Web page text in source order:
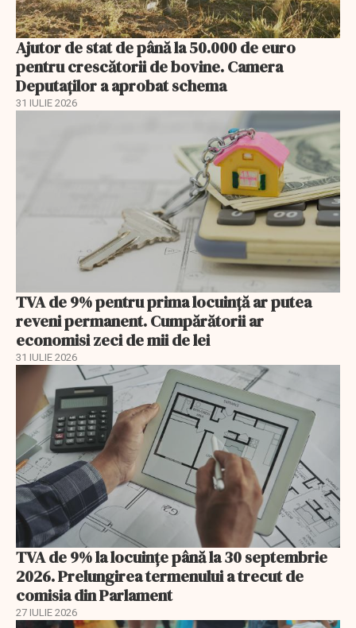
Ajutor de stat de până la 50.000 de euro
pentru crescătorii de bovine. Camera
Deputaților a aprobat schema
31 IULIE 2026
TVA de 9% pentru prima locuință ar putea
reveni permanent. Cumpărătorii ar
economisi zeci de mii de lei
31 IULIE 2026
TVA de 9% la locuințe până la 30 septembrie
2026. Prelungirea termenului a trecut de
comisia din Parlament
27 IULIE 2026